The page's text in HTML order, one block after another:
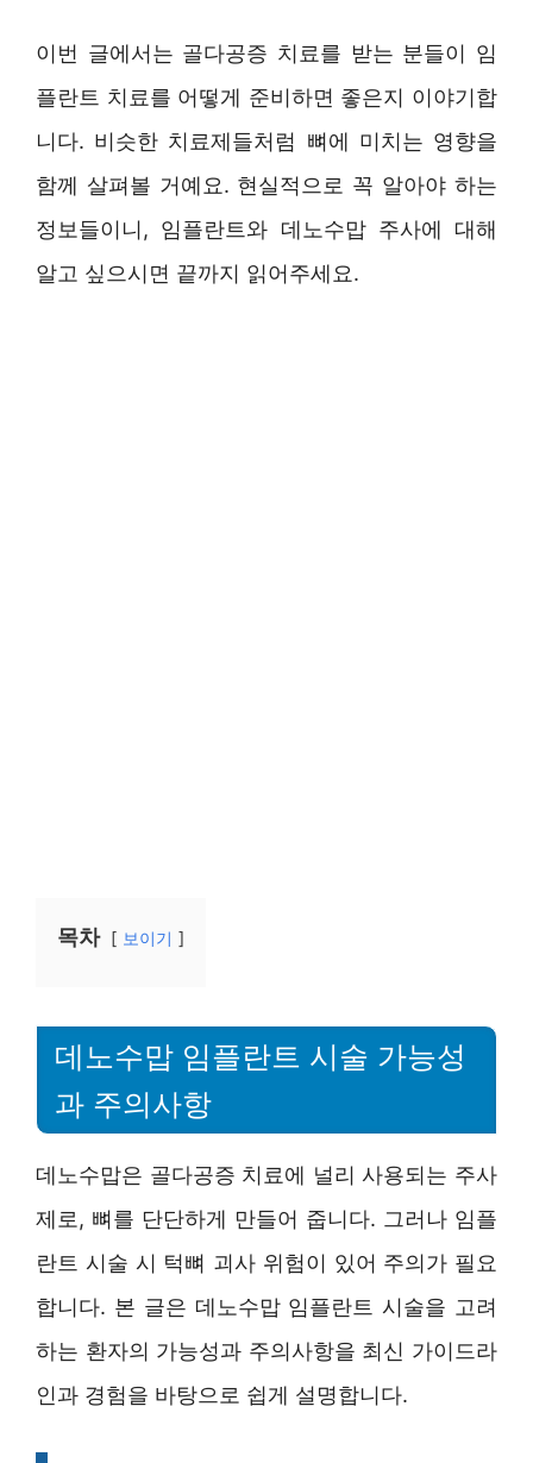
이번 글에서는 골다공증 치료를 받는 분들이 임
플란트 치료를 어떻게 준비하면 좋은지 이야기합
니다. 비슷한 치료제들처럼 뼈에 미치는 영향을
함께 살펴볼 거예요. 현실적으로 꼭 알아야 하는
정보들이니, 임플란트와 데노수맙 주사에 대해
알고 싶으시면 끝까지 읽어주세요.
목차 보이기
데노수맙 임플란트 시술 가능성
과 주의사항
데노수맙은 골다공증 치료에 널리 사용되는 주사
제로, 뼈를 단단하게 만들어 줍니다. 그러나 임플
란트 시술 시 턱뼈 괴사 위험이 있어 주의가 필요
합니다. 본 글은 데노수맙 임플란트 시술을 고려
하는 환자의 가능성과 주의사항을 최신 가이드라
인과 경험을 바탕으로 쉽게 설명합니다.